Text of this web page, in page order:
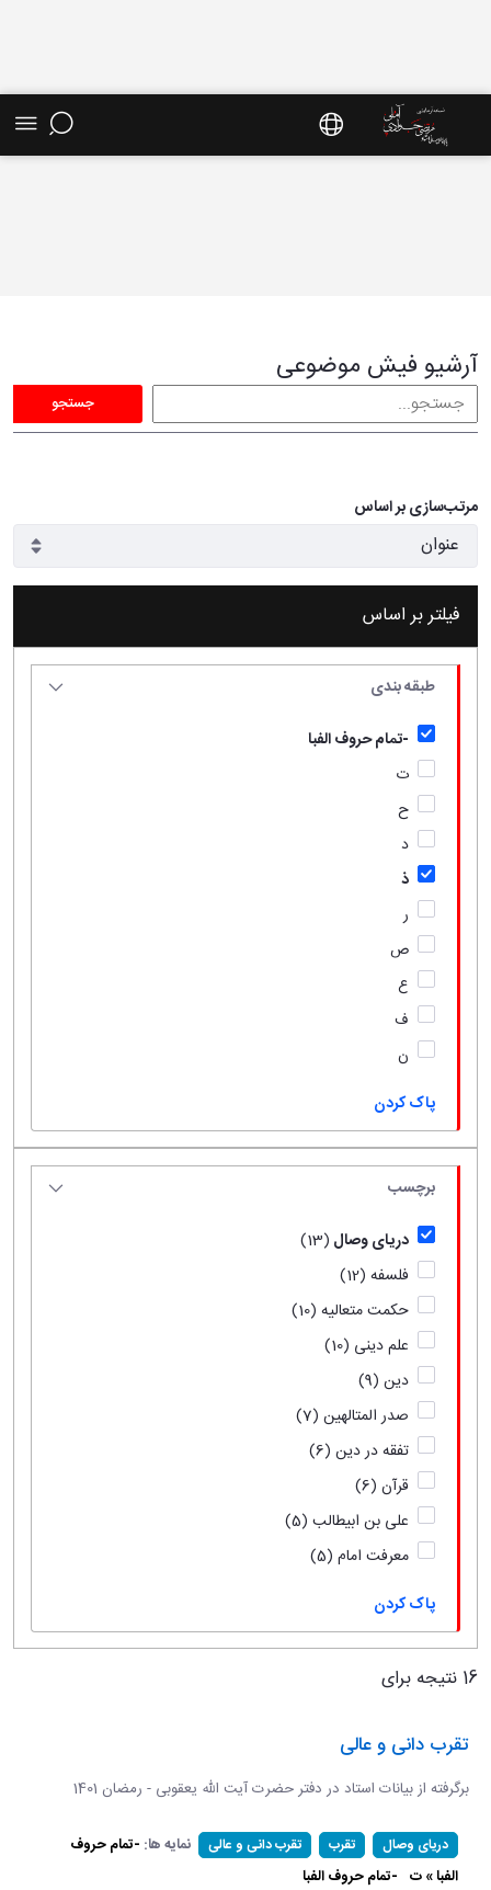
آرشیو فیش موضوعی
جستجو
مرتب‌سازی بر اساس
فیلتر بر اساس
طبقه بندی
-تمام حروف الفبا
ت
ح
د
ذ
ر
ص
ع
ف
ن
پاک کردن
برچسب
دریای وصال (13)
فلسفه (12)
حکمت متعالیه (10)
علم دینی (10)
دین (9)
صدر المتالهین (7)
تفقه در دین (6)
قرآن (6)
علی بن ابیطالب (5)
معرفت امام (5)
پاک کردن
16 نتیجه برای
تقرب دانی و عالی
برگرفته از بیانات استاد در دفتر حضرت آیت الله یعقوبی - رمضان 1401
دریای وصال تقرب تقرب دانی و عالی نمایه ها: -تمام حروف
الفبا » ت -تمام حروف الفبا